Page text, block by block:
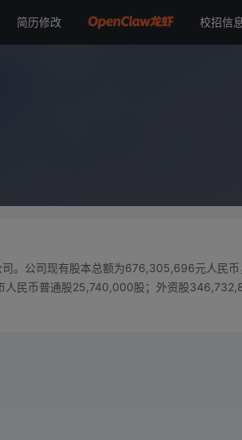
简历修改 校招信息
。公司现有股本总额为676,305,696元人民
民币普通股25,740,000股；外资股